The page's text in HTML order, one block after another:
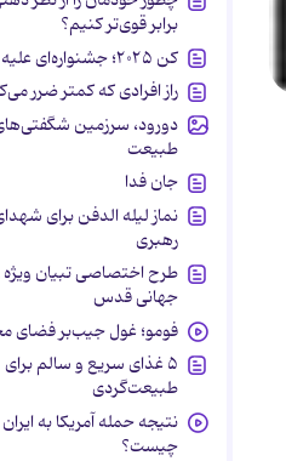
برابر قوی‌تر کنیم؟
کن ۲۰۲۵؛ جشنواره‌ای علیه خانواده
راز افرادی که کمتر ضرر
دورود، سرزمین
طبیعت
جان فدا
نماز لیله الدفن برای
رهبری
طرح اختصاصی تبیان ویژه
جهانی قدس
فومو؛ غول جیب‌بر فضای
۵ غذای سریع و سالم برای
طبیعت‌گردی
نتیجه حمله آمریکا به ایران
چیست؟